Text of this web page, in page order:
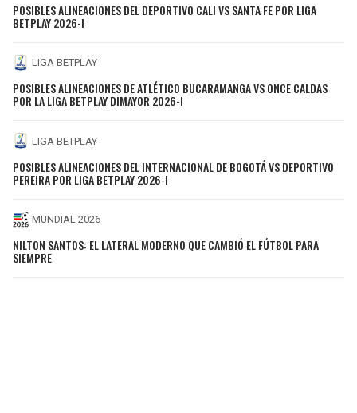
POSIBLES ALINEACIONES DEL DEPORTIVO CALI VS SANTA FE POR LIGA
BETPLAY 2026-I
LIGA BETPLAY
POSIBLES ALINEACIONES DE ATLÉTICO BUCARAMANGA VS ONCE CALDAS
POR LA LIGA BETPLAY DIMAYOR 2026-I
LIGA BETPLAY
POSIBLES ALINEACIONES DEL INTERNACIONAL DE BOGOTÁ VS DEPORTIVO
PEREIRA POR LIGA BETPLAY 2026-I
MUNDIAL 2026
NILTON SANTOS: EL LATERAL MODERNO QUE CAMBIÓ EL FÚTBOL PARA
SIEMPRE